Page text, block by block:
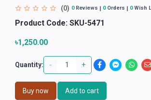
(0) 0Reviews 0Orders 0Wish
Product Code: SKU-5471
৳1,250.00
Quantity: - +
Buy now Add to cart